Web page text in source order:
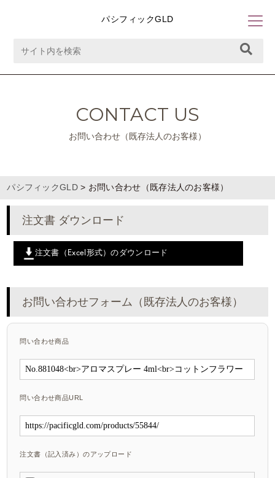
パシフィックGLD
CONTACT US
お問い合わせ（既存法人のお客様）
パシフィックGLD> お問い合わせ（既存法人のお客様）
注文書 ダウンロード
注文書（Excel形式）のダウンロード
お問い合わせフォーム（既存法人のお客様）
問い合わせ商品
問い合わせ商品URL
注文書（記入済み）のアップロード